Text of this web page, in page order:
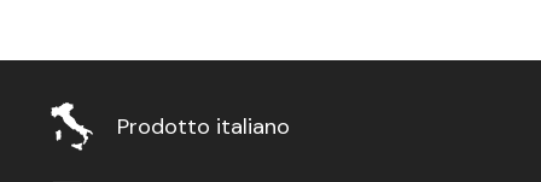
Prodotto italiano